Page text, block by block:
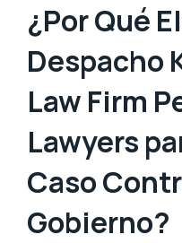
¿Por Qué
Despacho
Law Firm
Lawyers
Caso
Gobierno?